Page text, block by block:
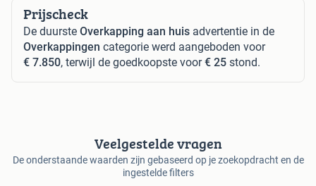
Prijscheck
De duurste Overkapping aan huis advertentie in de
Overkappingen categorie werd aangeboden voor
€ 7.850, terwijl de goedkoopste voor€ 25 stond.
Veelgestelde vragen
De onderstaande waarden zijn gebaseerd op je zoekopdracht en de
ingestelde filters